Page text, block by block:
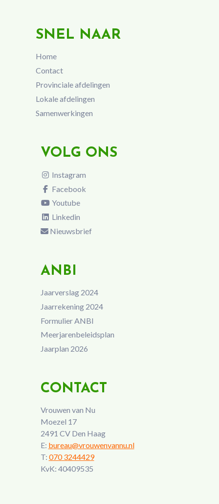
SNEL NAAR
Home
Contact
Provinciale afdelingen
Lokale afdelingen
Samenwerkingen
VOLG ONS
Instagram
Facebook
Youtube
Linkedin
Nieuwsbrief
ANBI
Jaarverslag 2024
Jaarrekening 2024
Formulier ANBI
Meerjarenbeleidsplan
Jaarplan 2026
CONTACT
Vrouwen van Nu
Moezel 17
2491 CV Den Haag
E: bureau@vrouwenvannu.nl
T: 070 3244429
KvK: 40409535